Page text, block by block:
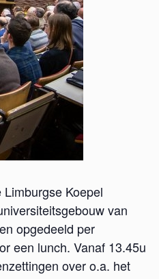
Koepel
van
opgedeeld per
een lunch. Vanaf 13.45u
over o.a. het